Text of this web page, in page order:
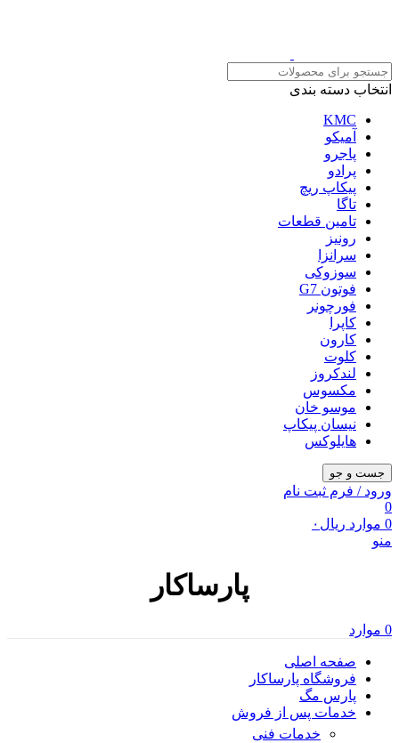
انتخاب دسته بندی
KMC
آمیکو
پاجرو
پرادو
پیکاپ ریچ
تاگا
تامین قطعات
رونیز
سرانزا
سوزوکی
فوتون G7
فورچونر
کاپرا
کارون
کلوت
لندکروز
مکسوس
موسو خان
نیسان پیکاپ
هایلوکس
جست و جو
ورود / فرم ثبت نام
0
0 موارد ریال ۰
منو
پارساکار
0 موارد
صفحه اصلی
فروشگاه پارساکار
پارس مگ
خدمات پس از فروش
خدمات فنی